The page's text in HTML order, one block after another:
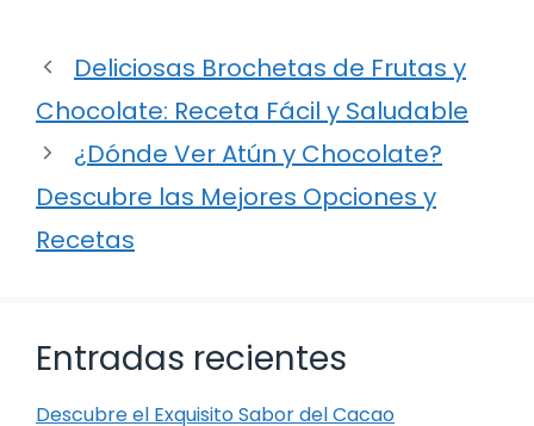
Deliciosas Brochetas de Frutas y
Chocolate: Receta Fácil y Saludable
¿Dónde Ver Atún y Chocolate?
Descubre las Mejores Opciones y
Recetas
Entradas recientes
Descubre el Exquisito Sabor del Cacao